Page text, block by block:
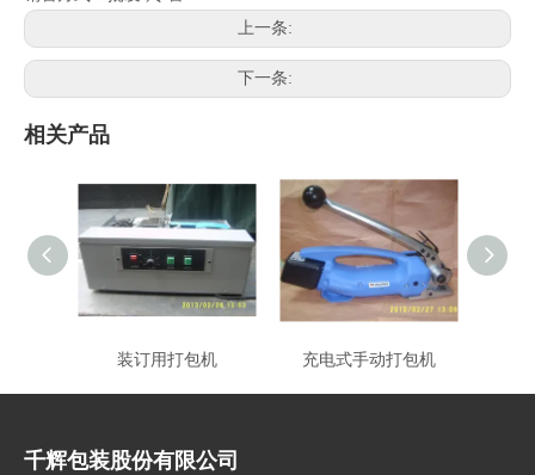
上一条:
下一条:
相关产品
装订用打包机 充电式手动打包机
千辉包装股份有限公司